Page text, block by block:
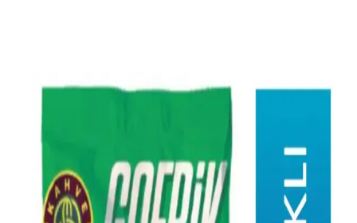
tatlı tarifleri, farklı malzemelerle besleyici ve pratik çözümler
sunuyor. Tatlı ihtiyacınızı dengeli şekilde karşılayabilirsiniz.
Tatlı ve Tuzlu Tarifler Rehberi
Dondurulmuş yaban mersinleriyle yapılabilecek tatlı ve tuzlu tarifler,
soslardan dondurmalara kadar geniş bir yelpazede sunuluyor.
Meyvenin doğal tadını koruyan alternatif tarifler keşfedebilirsiniz.